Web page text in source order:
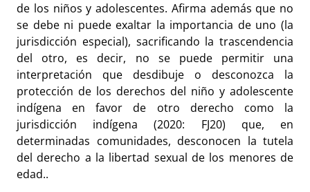
de los niños y adolescentes. Afirma además que no
se debe ni puede exaltar la importancia de uno (la
jurisdicción especial), sacrificando la trascendencia
del otro, es decir, no se puede permitir una
interpretación que desdibuje o desconozca la
protección de los derechos del niño y adolescente
indígena en favor de otro derecho como la
jurisdicción indígena (2020: FJ20) que, en
determinadas comunidades, desconocen la tutela
del derecho a la libertad sexual de los menores de
edad..